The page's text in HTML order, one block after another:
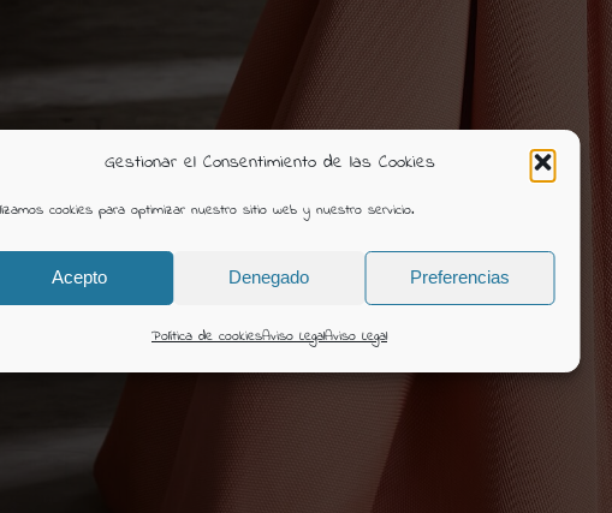
Gestionar el Consentimiento de las Cookies
cookies para optimizar nuestro sitio web y nuestro servicio.
Acepto Denegado Preferencias
Política de cookiesAviso LegalAviso Legal